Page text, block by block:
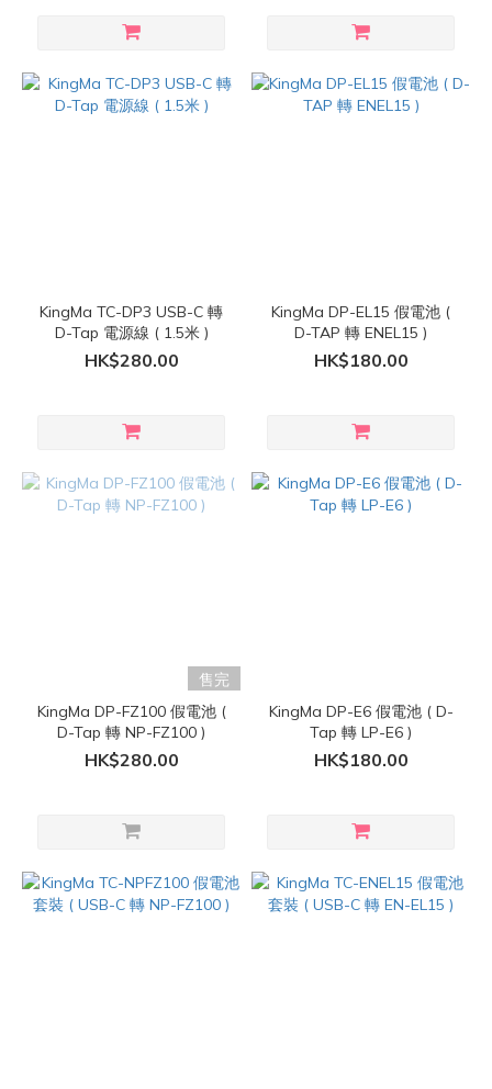
KingMa TC-DP3 USB-C 轉
D-Tap 電源線 ( 1.5米 )
HK$280.00
KingMa DP-EL15 假電池 (
D-TAP 轉 ENEL15 )
HK$180.00
售完
KingMa DP-FZ100 假電池 (
D-Tap 轉 NP-FZ100 )
HK$280.00
KingMa DP-E6 假電池 ( D-
Tap 轉 LP-E6 )
HK$180.00